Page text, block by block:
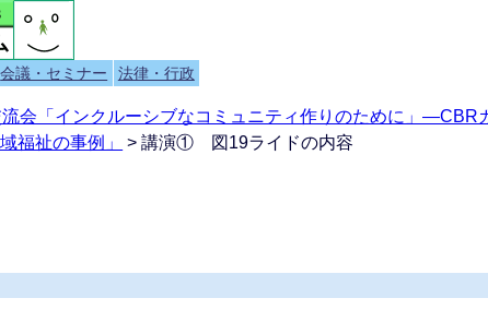
会議・セミナー 法律・行政
会「インクルーシブなコミュニティ作りのために」
祉の事例」
> 講演① 図19ライドの内容